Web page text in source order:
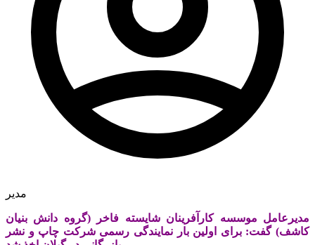
مدیر
مدیرعامل موسسه کارآفرینان شایسته فاخر (گروه دانش بنیان
کاشف) گفت: برای اولین بار نمایندگی رسمی شرکت چاپ و نشر